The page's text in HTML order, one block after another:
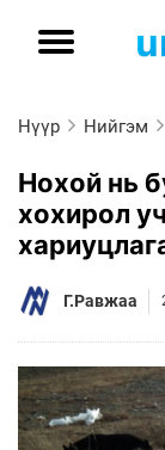
Нүүр Нийгэм
Нохой нь
хохирол
Г.Равжаа